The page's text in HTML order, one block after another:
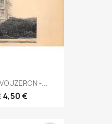
-...
4,50 €